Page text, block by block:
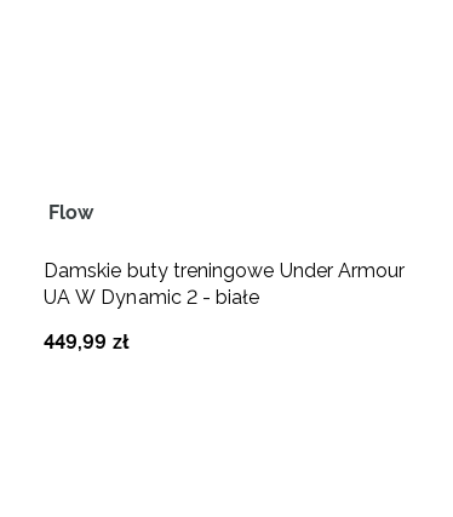
Flow
Damskie buty treningowe Under Armour
UA W Dynamic 2 - białe
449,99 zł